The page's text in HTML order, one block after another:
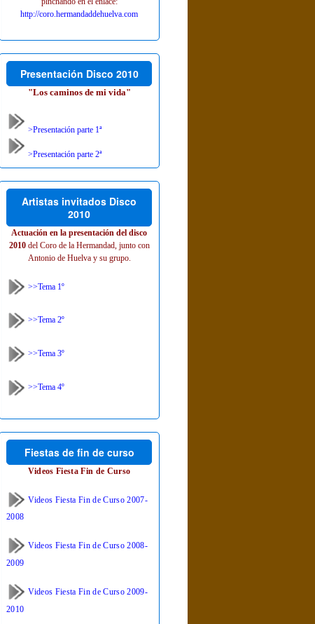
http://coro.hermandaddehuelva.com
Presentación Disco 2010
"Los caminos de mi vida"
>Presentación parte 1ª
>Presentación parte 2ª
Artistas invitados Disco
2010
Actuación en la presentación del disco
2010del Coro de la Hermandad, junto con
Antonio de Huelva y su grupo.
>>Tema 1º
>>Tema 2º
>>Tema 3º
>>Tema 4º
Fiestas de fin de curso
Videos Fiesta Fin de Curso
Videos Fiesta Fin de Curso 2007-
2008
Videos Fiesta Fin de Curso 2008-
2009
Videos Fiesta Fin de Curso 2009-
2010